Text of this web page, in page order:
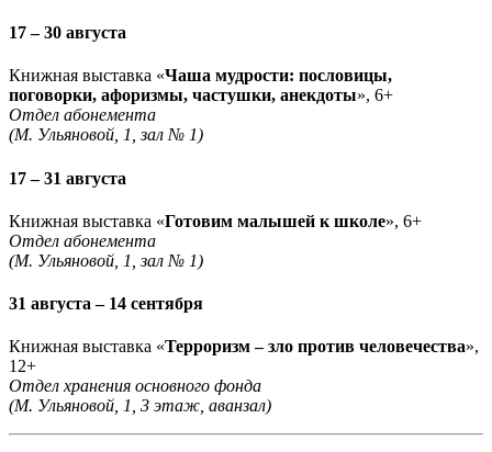
17 – 30 августа
Книжная выставка «Чаша мудрости: пословицы,
поговорки, афоризмы, частушки, анекдоты», 6+
Отдел абонемента
(М. Ульяновой, 1, зал № 1)
17 – 31 августа
Книжная выставка «Готовим малышей к школе», 6+
Отдел абонемента
(М. Ульяновой, 1, зал № 1)
31 августа – 14 сентября
Книжная выставка «Терроризм – зло против человечества»,
12+
Отдел хранения основного фонда
(М. Ульяновой, 1, 3 этаж, аванзал)